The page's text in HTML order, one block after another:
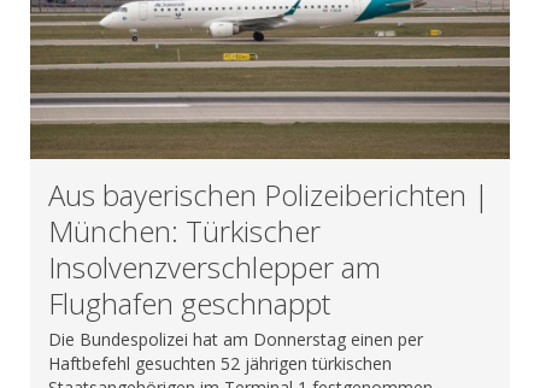
Aus bayerischen Polizeiberichten |
München: Türkischer
Insolvenzverschlepper am
Flughafen geschnappt
Die Bundespolizei hat am Donnerstag einen per
Haftbefehl gesuchten 52 jährigen türkischen